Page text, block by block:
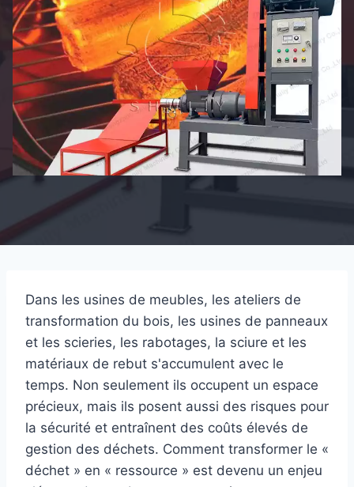
Dans les usines de meubles, les ateliers de
transformation du bois, les usines de panneaux
et les scieries, les rabotages, la sciure et les
matériaux de rebut s'accumulent avec le
temps. Non seulement ils occupent un espace
précieux, mais ils posent aussi des risques pour
la sécurité et entraînent des coûts élevés de
gestion des déchets. Comment transformer le «
déchet » en « ressource » est devenu un enjeu